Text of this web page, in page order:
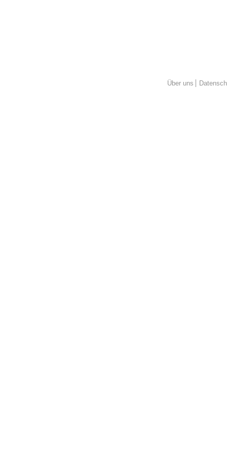
Über uns